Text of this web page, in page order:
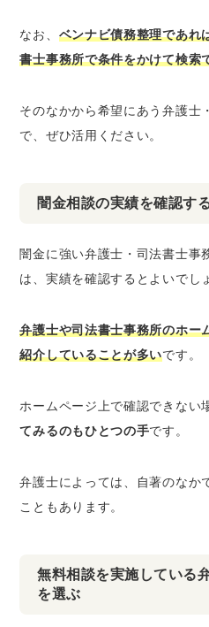
なお、 ベンナビ債務整理であれ
書士事務所で条件をかけて検索
そのなかから希望にあう弁護士
で、ぜひ活用ください。
闇金相談の実績を確認す
闇金に強い弁護士・司法書士事
は、実績を確認するとよいでし
弁護士や司法書士事務所のホー
紹介していることが多いです。
ホームページ上で確認できない
てみるのもひとつの手です。
弁護士によっては、自著のなか
こともあります。
無料相談を実施している
を選ぶ